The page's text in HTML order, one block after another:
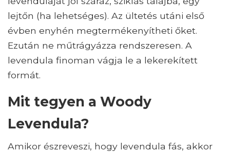
lejtőn (ha lehetséges). Az ültetés utáni első
évben enyhén megtermékenyítheti őket.
Ezután ne műtrágyázza rendszeresen. A
levendula finoman vágja le a lekerekített
formát.
Mit tegyen a Woody
Levendula?
Amikor észreveszi, hogy levendula fás, akkor